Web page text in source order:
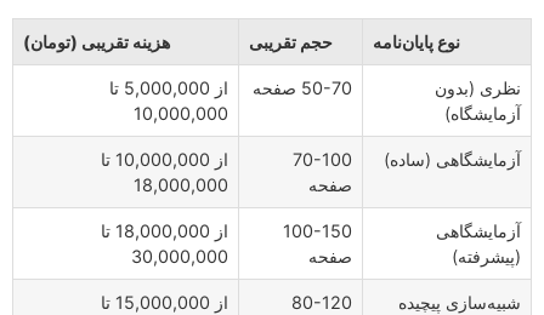
نوع پایان‌نامه حجم تقریبی هزینه تقریبی (تومان)
نظری (بدون
آزمایشگاه)
50-70 صفحه
از 5,000,000 تا
10,000,000
آزمایشگاهی (ساده)
70-100
صفحه
از 10,000,000 تا
18,000,000
آزمایشگاهی
(پیشرفته)
100-150
صفحه
از 18,000,000 تا
30,000,000
شبیه‌سازی پیچیده
80-120
از 15,000,000 تا